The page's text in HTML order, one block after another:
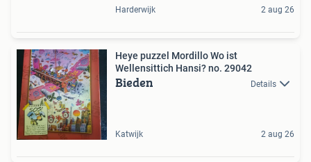
Harderwijk 2 aug 26
Heye puzzel Mordillo Wo ist
Wellensittich Hansi? no. 29042
Bieden Details
Katwijk 2 aug 26